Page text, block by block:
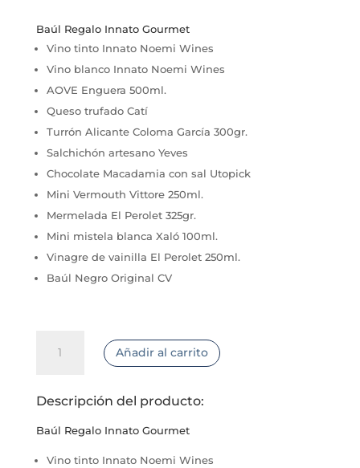
Baúl Regalo Innato Gourmet
Vino tinto Innato Noemi Wines
Vino blanco Innato Noemi Wines
AOVE Enguera 500ml.
Queso trufado Catí
Turrón Alicante Coloma García 300gr.
Salchichón artesano Yeves
Chocolate Macadamia con sal Utopick
Mini Vermouth Vittore 250ml.
Mermelada El Perolet 325gr.
Mini mistela blanca Xaló 100ml.
Vinagre de vainilla El Perolet 250ml.
Baúl Negro Original CV
Regalo
cantidad
Añadir al carrito
Descripción del producto:
Baúl Regalo Innato Gourmet
Vino tinto Innato Noemi Wines